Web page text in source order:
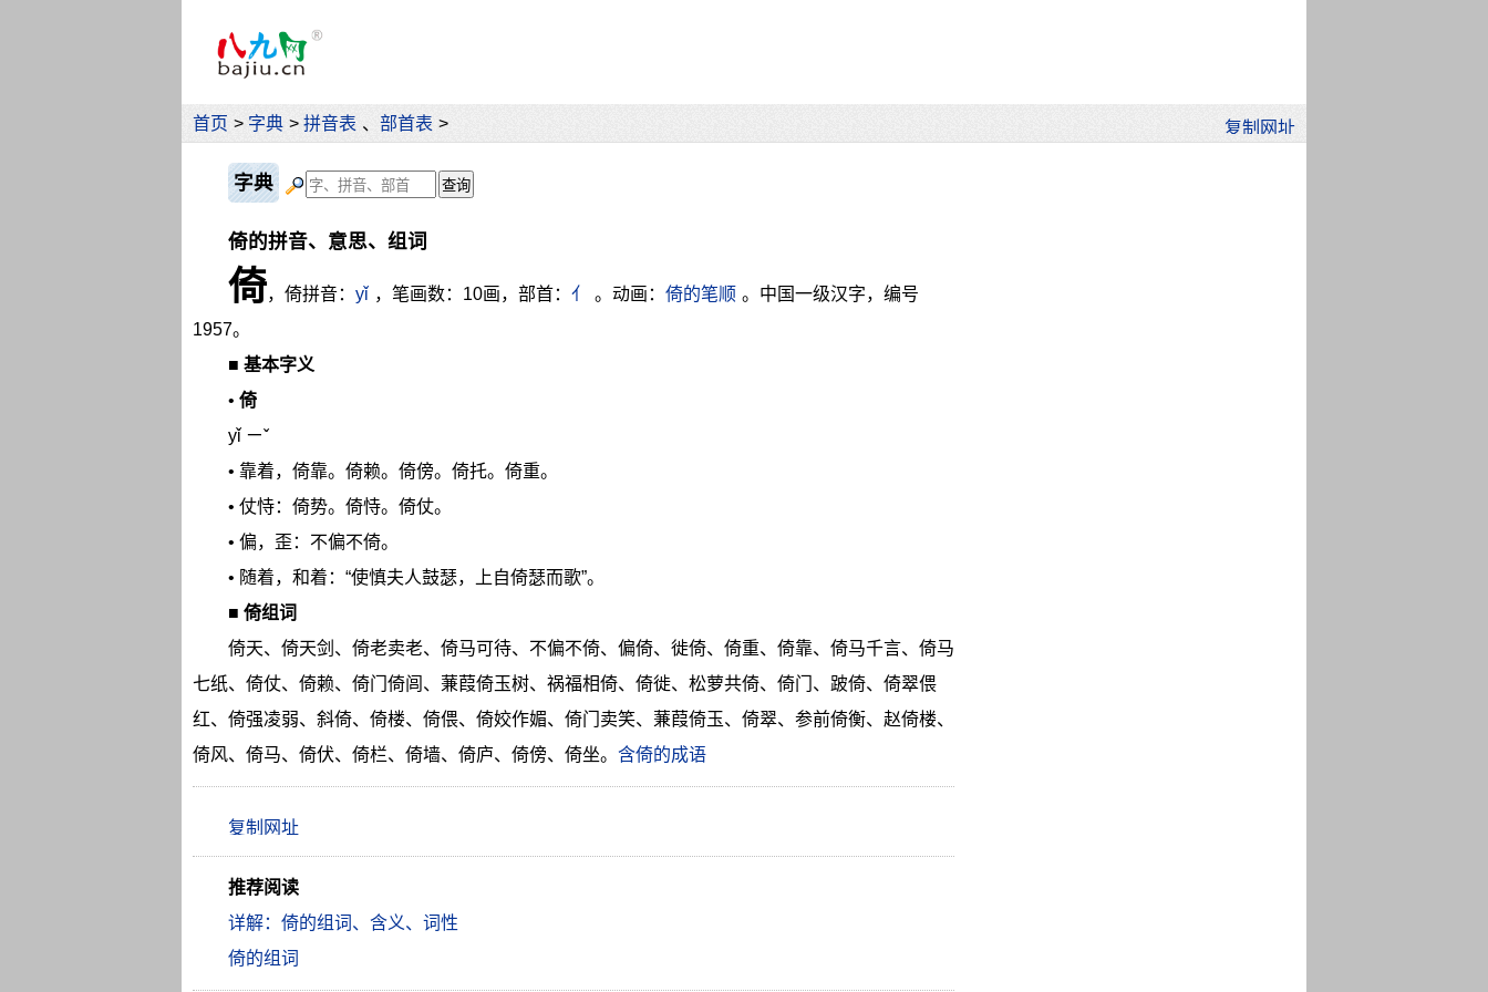
首页 > 字典 > 拼音表 、 部首表 >
字典
倚的拼音、意思、组词
倚，倚拼音： yǐ ，笔画数：10画，部首： 亻 。动画： 倚的笔顺 。中国一级汉字，编号
1957。
■ 基本字义
• 倚
yǐ ㄧˇ
• 靠着，倚靠。倚赖。倚傍。倚托。倚重。
• 仗恃：倚势。倚恃。倚仗。
• 偏，歪：不偏不倚。
• 随着，和着：“使慎夫人鼓瑟，上自倚瑟而歌”。
■ 倚组词
倚天、倚天剑、倚老卖老、倚马可待、不偏不倚、偏倚、徙倚、倚重、倚靠、倚马千言、倚马
七纸、倚仗、倚赖、倚门倚闾、蒹葭倚玉树、祸福相倚、倚徙、松萝共倚、倚门、跛倚、倚翠偎
红、倚强凌弱、斜倚、倚楼、倚偎、倚姣作媚、倚门卖笑、蒹葭倚玉、倚翠、参前倚衡、赵倚楼、
倚风、倚马、倚伏、倚栏、倚墙、倚庐、倚傍、倚坐。 含倚的成语
推荐阅读
详解：倚的组词、含义、词性
倚的组词